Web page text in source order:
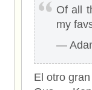
Of all
my
—
El otro